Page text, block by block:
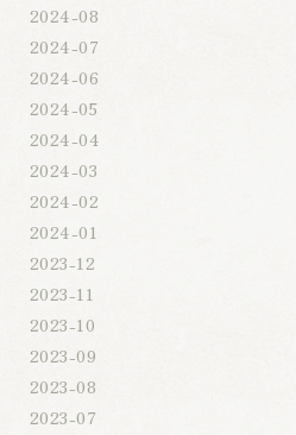
2024-08
2024-07
2024-06
2024-05
2024-04
2024-03
2024-02
2024-01
2023-12
2023-11
2023-10
2023-09
2023-08
2023-07